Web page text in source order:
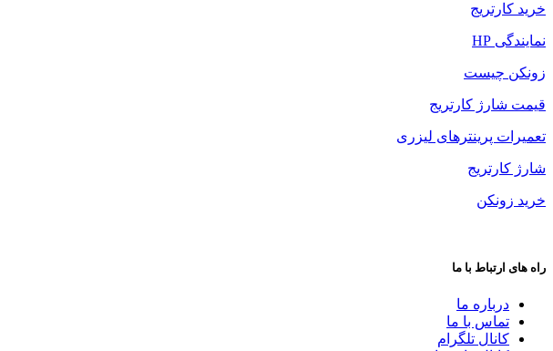
خرید کارتریج
نمایندگی HP
زونکن چیست
قیمت شارژ کارتریج
تعمیرات پرینترهای لیزری
شارژ کارتریج
خرید زونکن
راه های ارتباط با ما
درباره ما
تماس با ما
کانال تلگرام